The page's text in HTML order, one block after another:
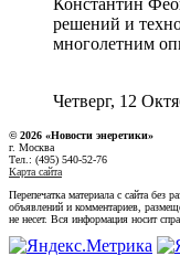
Константин
решений и
многолетним
Четверг, 12
© 2026 «Новости энеретики»
г. Москва
Тел.: (495) 540-52-76
Карта сайта
Перепечатка материала с сайта без
объявлений и комментариев,
не несет. Вся информация носит